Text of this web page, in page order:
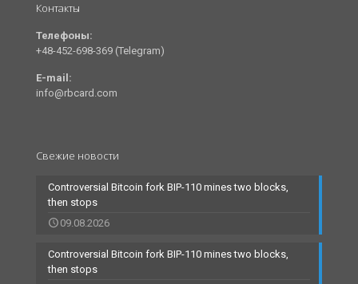
Контакты
Телефоны:
+48-452-698-369 (Telegram)
E-mail:
info@rbcard.com
Свежие новости
Controversial Bitcoin fork BIP-110 mines two blocks,
then stops
09.08.2026
Controversial Bitcoin fork BIP-110 mines two blocks,
then stops